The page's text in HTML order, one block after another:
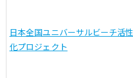
日本全国ユニバーサルビーチ活性
化プロジェクト